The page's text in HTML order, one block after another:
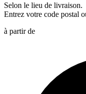
Selon le lieu de livraison.
Entrez votre code postal
à partir de